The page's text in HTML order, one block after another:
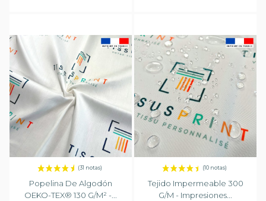
(3 notas)
Popelina De Algodón
OEKO-TEX® 130 G/m² -...
Tejido Impermeable 300
G/m - Impresiones...